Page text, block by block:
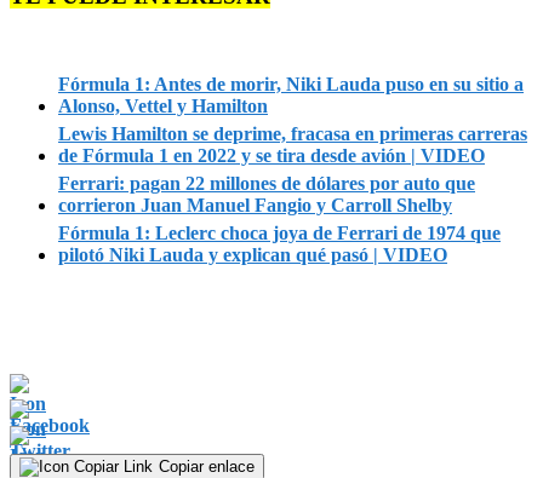
Fórmula 1: Antes de morir, Niki Lauda puso en su sitio a
Alonso, Vettel y Hamilton
Lewis Hamilton se deprime, fracasa en primeras carreras
de Fórmula 1 en 2022 y se tira desde avión | VIDEO
Ferrari: pagan 22 millones de dólares por auto que
corrieron Juan Manuel Fangio y Carroll Shelby
Fórmula 1: Leclerc choca joya de Ferrari de 1974 que
pilotó Niki Lauda y explican qué pasó | VIDEO
Copiar enlace